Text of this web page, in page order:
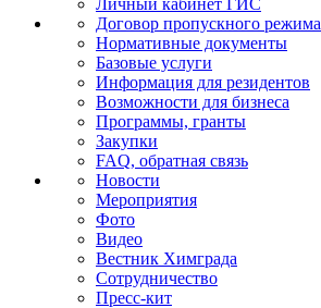
Договор пропускного режима
Нормативные документы
Базовые услуги
Информация для резидентов
Возможности для бизнеса
Программы, гранты
Закупки
FAQ, обратная связь
Новости
Мероприятия
Фото
Видео
Вестник Химграда
Сотрудничество
Пресс-кит